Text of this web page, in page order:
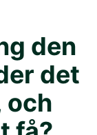
den
det
och